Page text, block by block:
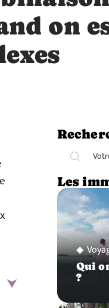
on
Les
Qui
?